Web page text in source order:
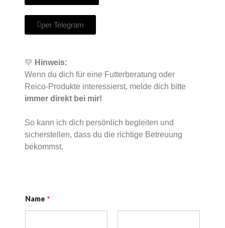
per Telegram
💛 Hinweis:
Wenn du dich für eine Futterberatung oder
Reico-Produkte interessierst, melde dich bitte
immer direkt bei mir!
So kann ich dich persönlich begleiten und
sicherstellen, dass du die richtige Betreuung
bekommst.
Name *